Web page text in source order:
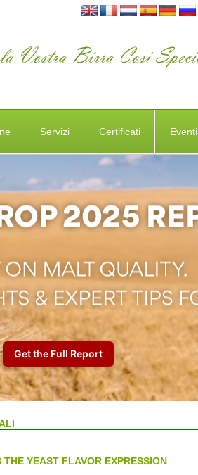
Servizi Certificati Eventi
YEAST FLAVOR EXPRESSION